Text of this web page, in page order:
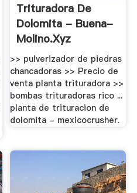
Trituradora De
Dolomita - Buena-
Molino.xyz
>> pulverizador de piedras
chancadoras >> Precio de
venta planta trituradora >>
bombas trituradoras rico ...
planta de trituracion de
dolomita - mexicocrusher.